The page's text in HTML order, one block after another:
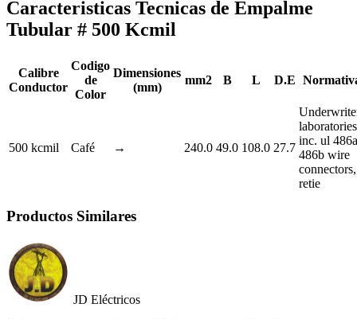
Caracteristicas Tecnicas de Empalme
Tubular # 500 Kcmil
Calibre
Conductor
Codigo
de
Color
Dimensiones
(mm)
mm2 B L D.E
500 kcmil Café → 240.0 49.0 108.0 27.7
laboratories
inc. ul
486b wire
connectors,
retie
Productos Similares
JD Eléctricos